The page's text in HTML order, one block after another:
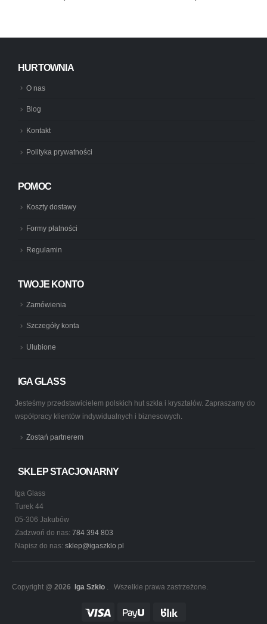
HURTOWNIA
O nas
Blog
Kontakt
Polityka prywatności
POMOC
Koszty dostawy
Formy płatności
Regulamin
TWOJE KONTO
Zamówienia
Szczegóły konta
Ulubione
IGA GLASS
Jesteśmy przedstawicielem polskich hut szkła i kryształów. Zapraszamy do
współpracy klientów indywidualnych i biznesowych.
Zostań partnerem
SKLEP STACJONARNY
Iga Glass
Turek 44
05-306 Jakubów
Zadzwoń do nas: 784 394 803
Napisz do nas: sklep@igaszklo.pl
Copyright @ 2026 Iga Szkło . Wszelkie prawa zastrzeżone.